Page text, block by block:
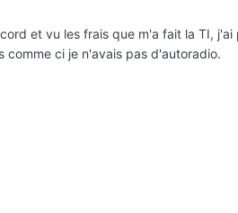
et vu les frais que m'a fait la TI,
comme ci je n'avais pas d'autoradio.